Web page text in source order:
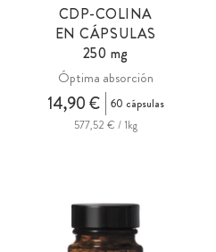
CDP-COLINA
EN CÁPSULAS
250 mg
Óptima absorción
14,90 €
60 cápsulas
577,52 € / 1kg